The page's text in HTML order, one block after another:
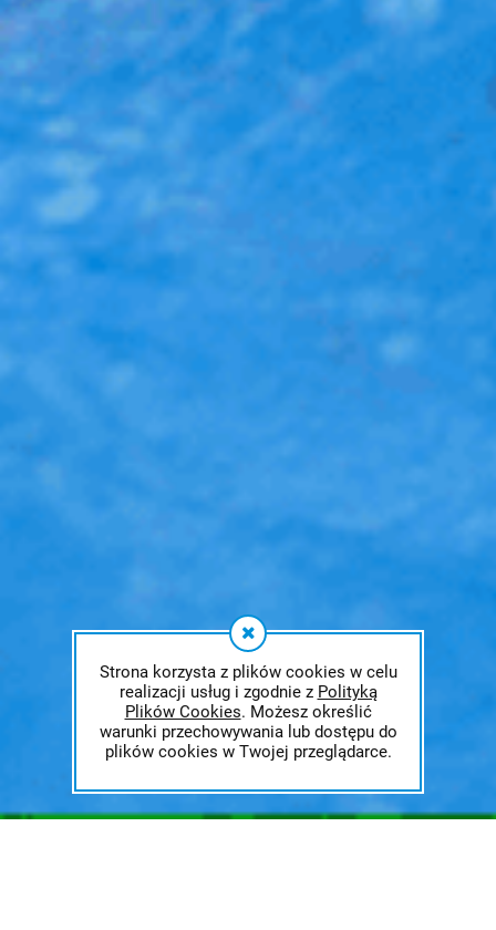
Strona korzysta z plików cookies w celu
realizacji usług i zgodnie z Polityką
Plików Cookies. Możesz określić
warunki przechowywania lub dostępu do
plików cookies w Twojej przeglądarce.